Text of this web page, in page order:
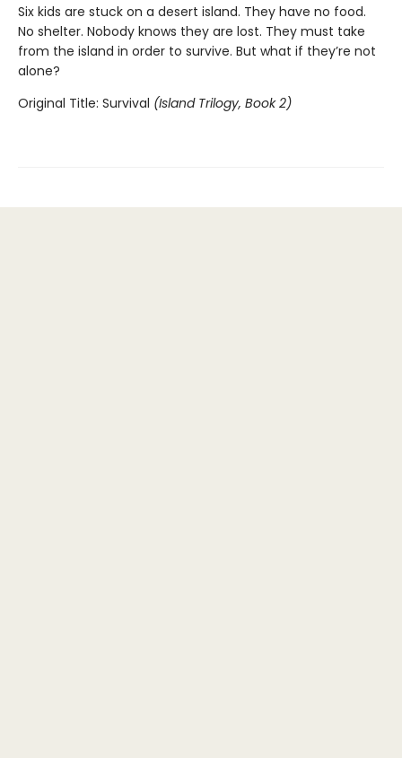
Six kids are stuck on a desert island. They have no food.
No shelter. Nobody knows they are lost. They must take
from the island in order to survive. But what if they’re not
alone?
Original Title: Survival (Island Trilogy, Book 2)